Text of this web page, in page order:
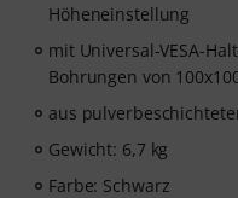
Höheneinstellung
mit Universal-VESA-
Bohrungen von
aus
Gewicht: 6,7 kg
Farbe: Schwarz